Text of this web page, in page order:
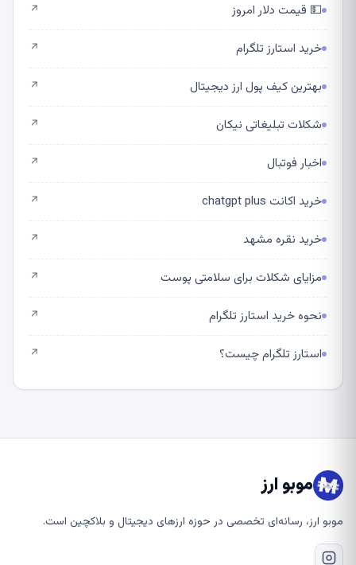
💵 قیمت دلار امروز ↗
خرید استارز تلگرام ↗
بهترین کیف پول ارز دیجیتال ↗
شکلات تبلیغاتی نیکان ↗
اخبار فوتبال ↗
خرید اکانت chatgpt plus ↗
خرید نقره مشهد ↗
مزایای شکلات برای سلامتی پوست ↗
نحوه خرید استارز تلگرام ↗
استارز تلگرام چیست؟ ↗
موبو ارز
موبو ارز، رسانه‌ای تخصصی در حوزه ارزهای دیجیتال و بلاکچین است.